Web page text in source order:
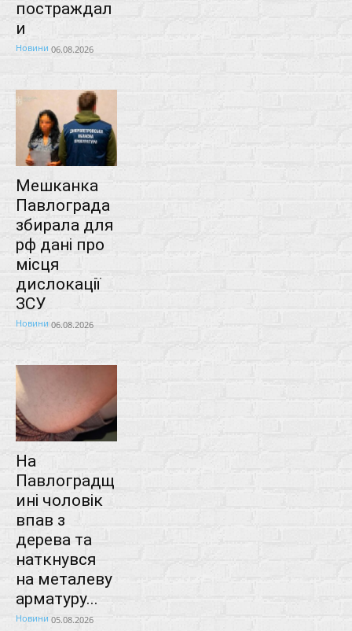
постраждал
и
Новини 06.08.2026
Мешканка
Павлограда
збирала для
рф дані про
місця
дислокації
ЗСУ
Новини 06.08.2026
На
Павлоградщ
ині чоловік
впав з
дерева та
наткнувся
на металеву
арматуру...
Новини 05.08.2026